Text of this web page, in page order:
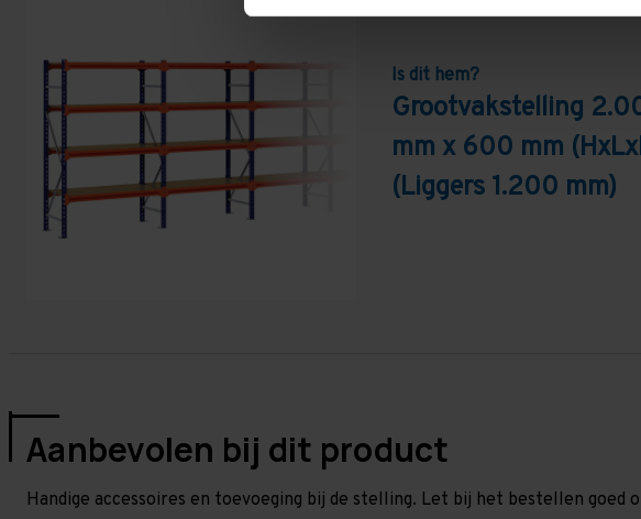
Is dit hem?
Grootvakstelling
mm x 600 mm
(Liggers 1.200 mm)
Aanbevolen bij dit product
Handige accessoires en toevoeging bij de stelling. Let bij het bestellen